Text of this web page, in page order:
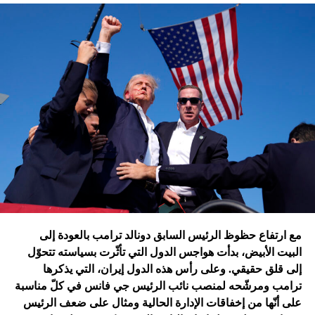
تقُم بمثله غارات التحالف الدولي؟ أم هي تدمير الطائرات
الإسرائيلية للمرّة الأولى مستودعاً لصواريخ الحزب في عمق
الجنوب في عدلون في قضاء الزهراني؟
ترامب الذي أكّد أنّه سينهي الحروب
التي اندلعت في عهد بايدن، قد
يضغط على إسرائيل لوقف الحرب
في غزة
إدارة بايدن ونهاية منظومة.. وانتقام نتنياهو
فتح باباً كبيراً على تحوّلات جذرية في السياسة الأميركية وتعاطي
إسرائيل معها، أبرزها:
مع ارتفاع حظوظ الرئيس السابق دونالد ترامب بالعودة إلى
البيت الأبيض، بدأت هواجس الدول التي تأثّرت بسياسته تتحوّل
إلى قلق حقيقي. وعلى رأس هذه الدول إيران، التي يذكرها
ترامب ومرشّحه لمنصب نائب الرئيس جي فانس في كلّ مناسبة
على أنّها من إخفاقات الإدارة الحالية ومثال على ضعف الرئيس